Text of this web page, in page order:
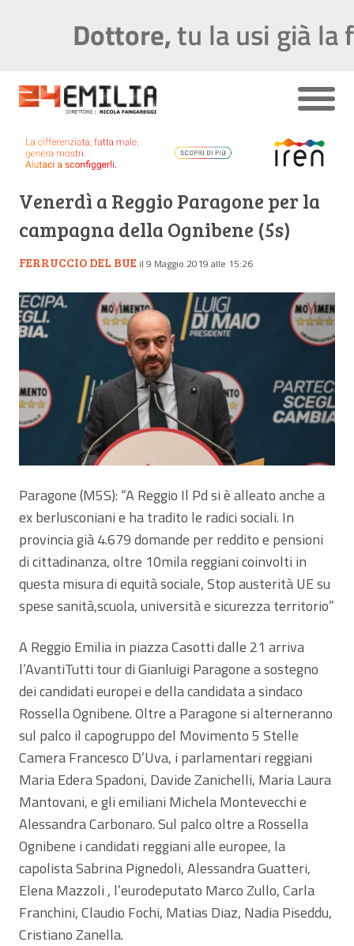
Venerdì a Reggio Paragone per la
campagna della Ognibene (5s)
FERRUCCIO DEL BUE il 9 Maggio 2019 alle 15:26
Paragone (M5S): “A Reggio Il Pd si è alleato anche a
ex berlusconiani e ha tradito le radici sociali. In
provincia già 4.679 domande per reddito e pensioni
di cittadinanza, oltre 10mila reggiani coinvolti in
questa misura di equità sociale, Stop austerità UE su
spese sanità,scuola, università e sicurezza territorio”
A Reggio Emilia in piazza Casotti dalle 21 arriva
l’AvantiTutti tour di Gianluigi Paragone a sostegno
dei candidati europei e della candidata a sindaco
Rossella Ognibene. Oltre a Paragone si alterneranno
sul palco il capogruppo del Movimento 5 Stelle
Camera Francesco D’Uva, i parlamentari reggiani
Maria Edera Spadoni, Davide Zanichelli, Maria Laura
Mantovani, e gli emiliani Michela Montevecchi e
Alessandra Carbonaro. Sul palco oltre a Rossella
Ognibene i candidati reggiani alle europee, la
capolista Sabrina Pignedoli, Alessandra Guatteri,
Elena Mazzoli , l’eurodeputato Marco Zullo, Carla
Franchini, Claudio Fochi, Matias Diaz, Nadia Piseddu,
Cristiano Zanella.